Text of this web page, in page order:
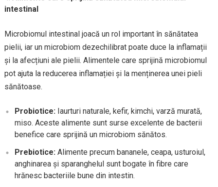
intestinal
Microbiomul intestinal joacă un rol important în sănătatea
pielii, iar un microbiom dezechilibrat poate duce la inflamații
și la afecțiuni ale pielii. Alimentele care sprijină microbiomul
pot ajuta la reducerea inflamației și la menținerea unei pieli
sănătoase.
Probiotice: Iaurturi naturale, kefir, kimchi, varză murată,
miso. Aceste alimente sunt surse excelente de bacterii
benefice care sprijină un microbiom sănătos.
Prebiotice: Alimente precum bananele, ceapa, usturoiul,
anghinarea și sparanghelul sunt bogate în fibre care
hrănesc bacteriile bune din intestin.